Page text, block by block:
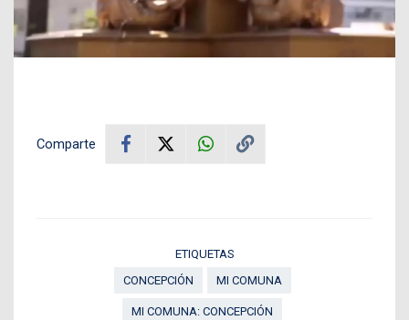
Comparte
ETIQUETAS
CONCEPCIÓN
MI COMUNA
MI COMUNA: CONCEPCIÓN